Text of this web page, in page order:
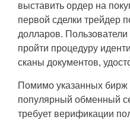
выставить ордер на
первой сделки трейдер
долларов.
пройти процедуру
сканы документов,
Помимо указанных бирж
популярный обменный
требует верификации